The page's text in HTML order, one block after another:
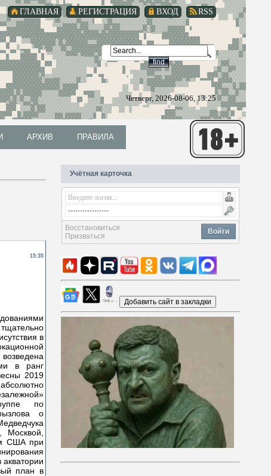
RSS
ВХОД
РЕГИСТРАЦИЯ
ГЛАВНАЯ
Четверг, 2026-08-06, 13:25
АРХИВ ПРАВИЛА
15:35
в
в ранг
2019
по
о
Москвой,
США при
план в
Учётная карточка
Войти
Восстановиться
Призваться